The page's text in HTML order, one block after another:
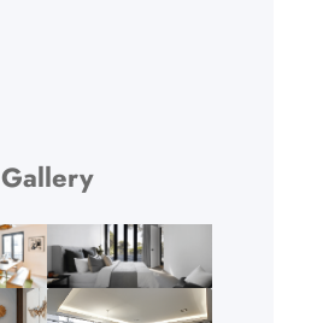
Gallery